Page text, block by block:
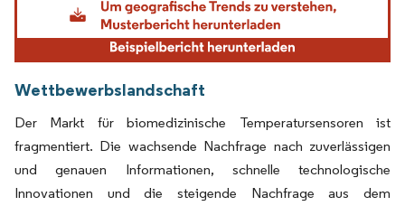
Wettbewerbslandschaft
Der Markt für biomedizinische Temperatursensoren ist
fragmentiert. Die wachsende Nachfrage nach zuverlässigen
und genauen Informationen, schnelle technologische
Innovationen und die steigende Nachfrage aus dem